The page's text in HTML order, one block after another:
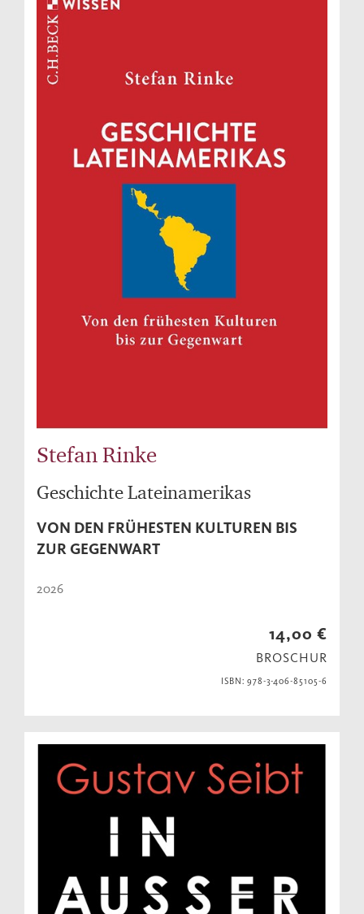
Stefan Rinke
Geschichte Lateinamerikas
VON DEN FRÜHESTEN KULTUREN BIS
ZUR GEGENWART
2026
14,00 €
BROSCHUR
ISBN: 978-3-406-85105-6